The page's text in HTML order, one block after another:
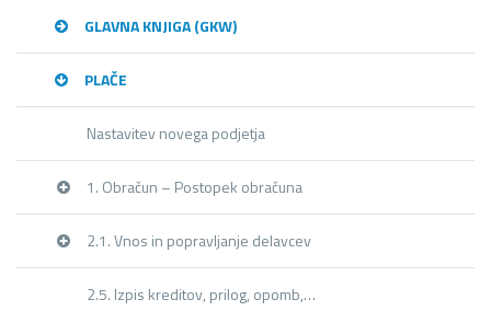
GLAVNA KNJIGA (GKW)
PLAČE
Nastavitev novega podjetja
1. Obračun – Postopek obračuna
2.1. Vnos in popravljanje delavcev
2.5. Izpis kreditov, prilog, opomb,…